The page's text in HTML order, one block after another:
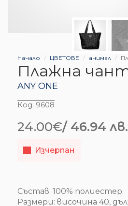
Начало ЦВЕТОВЕ анимал
Плажна
ANY ONE
Код: 9608
24.00€/ 46.94 лв.
Изчерпан
Състав: 100% полиестер.
Размери: височина 40,